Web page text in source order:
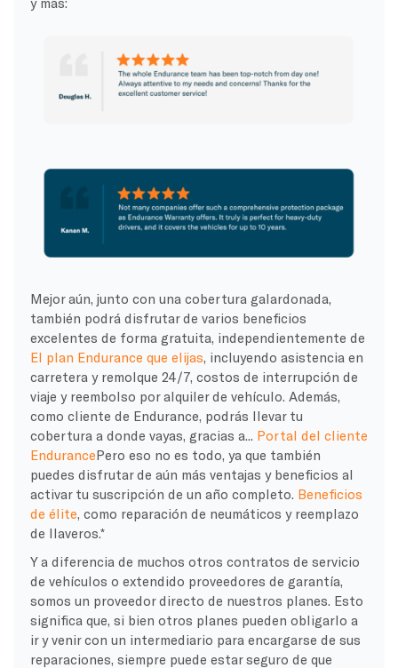
Mejor aún, junto con una cobertura galardonada,
también podrá disfrutar de varios beneficios
excelentes de forma gratuita, independientemente de
El plan Endurance que elijas, incluyendo asistencia en
carretera y remolque 24/7, costos de interrupción de
viaje y reembolso por alquiler de vehículo. Además,
como cliente de Endurance, podrás llevar tu
cobertura a donde vayas, gracias a... Portal del cliente
EndurancePero eso no es todo, ya que también
puedes disfrutar de aún más ventajas y beneficios al
activar tu suscripción de un año completo. Beneficios
de élite, como reparación de neumáticos y reemplazo
de llaveros.*
Y a diferencia de muchos otros contratos de servicio
de vehículos o extendido proveedores de garantía,
somos un proveedor directo de nuestros planes. Esto
significa que, si bien otros planes pueden obligarlo a
ir y venir con un intermediario para encargarse de sus
reparaciones, siempre puede estar seguro de que